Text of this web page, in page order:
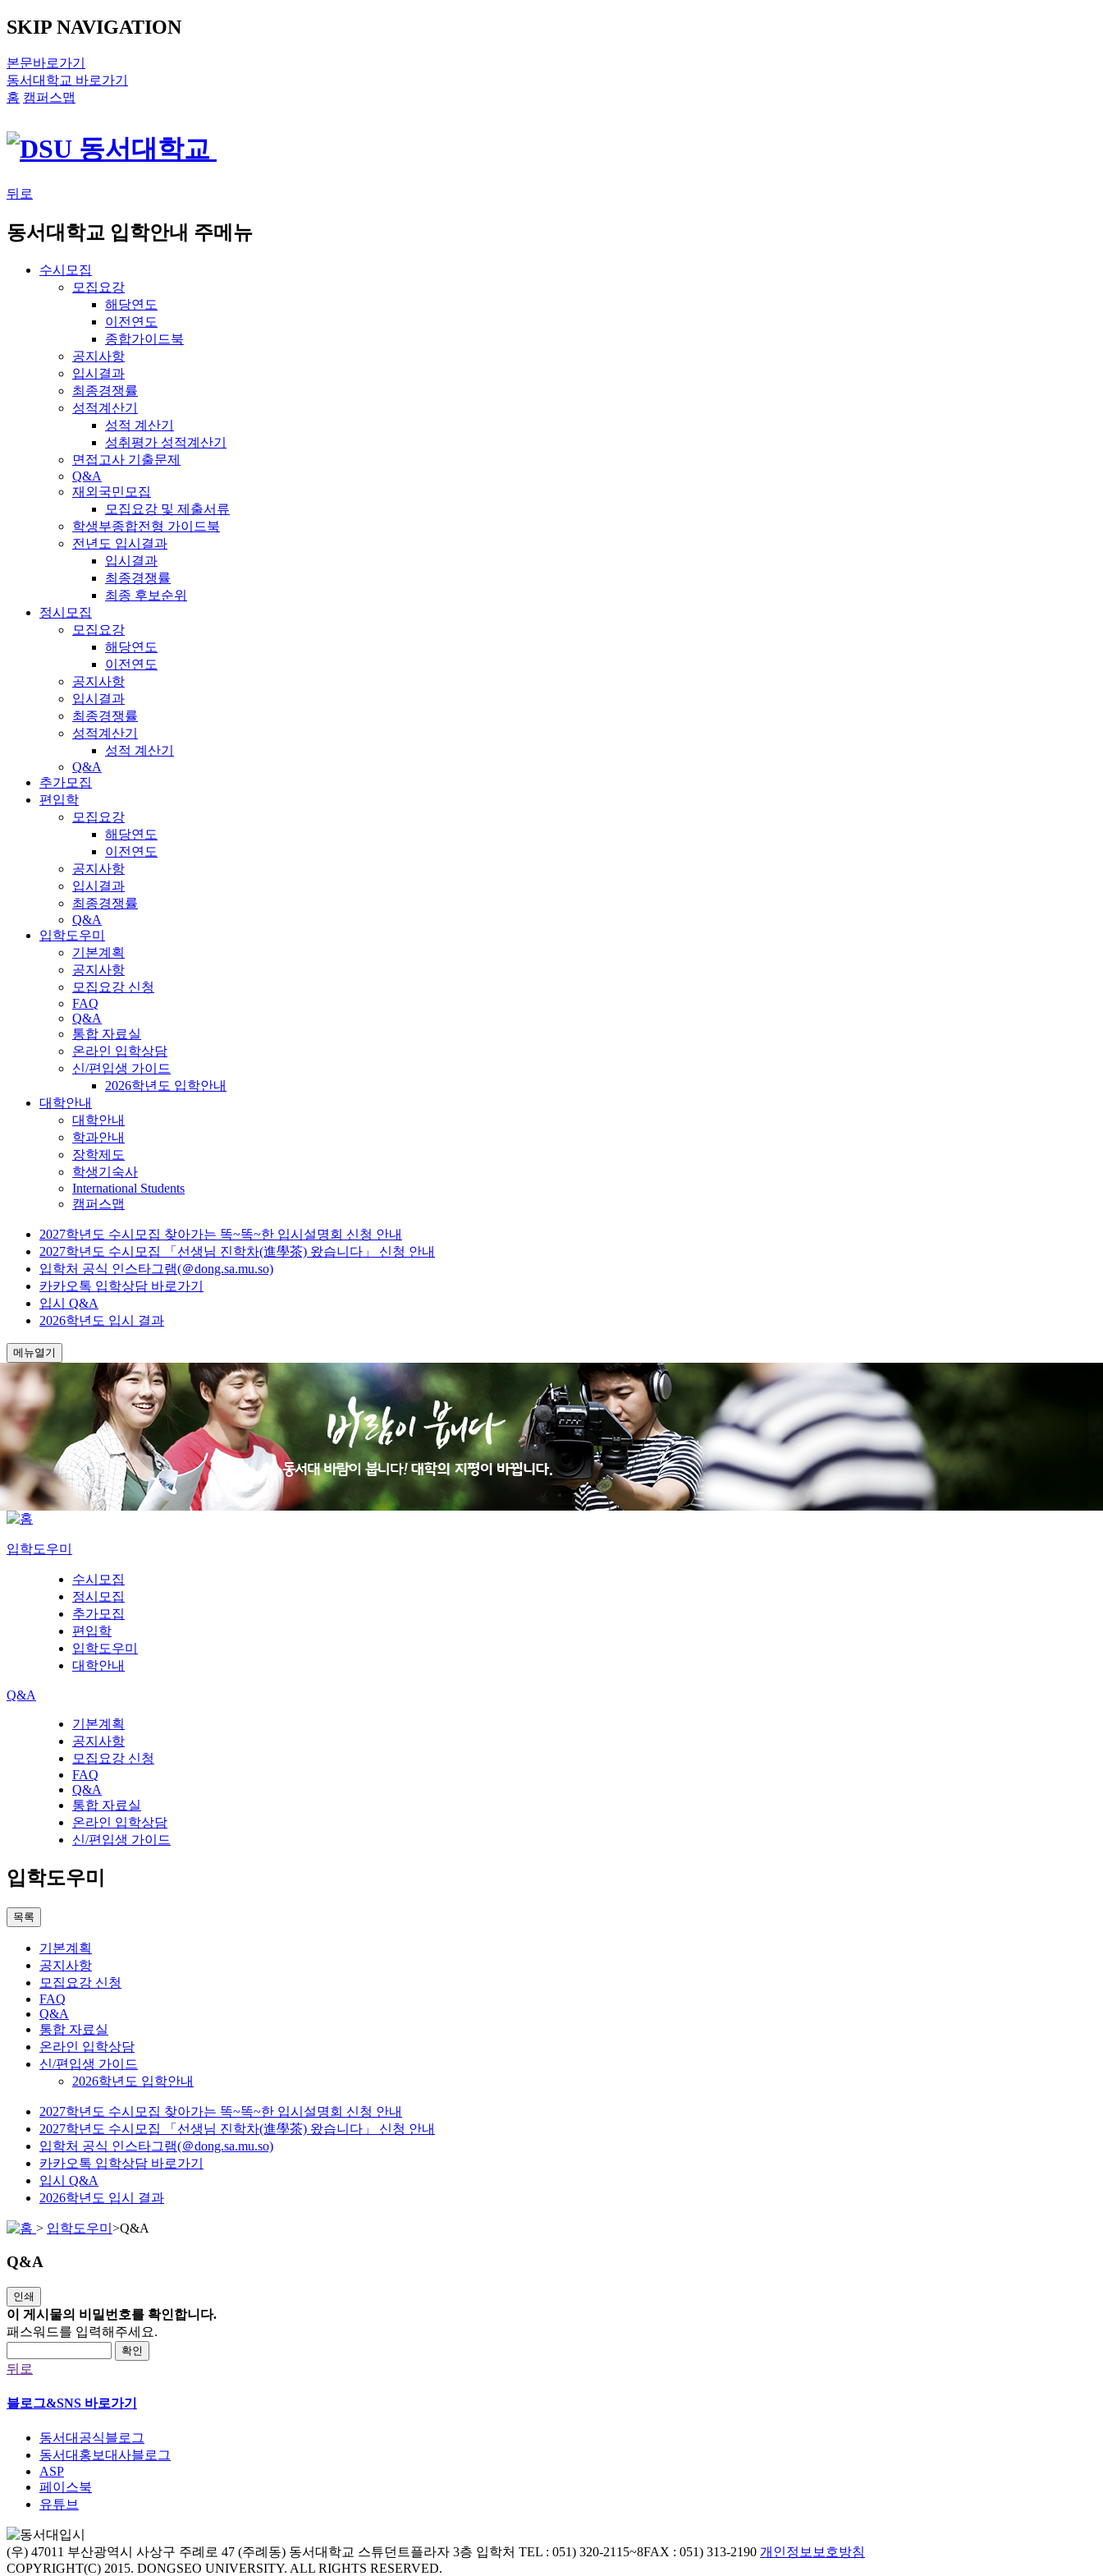
SKIP NAVIGATION
본문바로가기
동서대학교 바로가기
홈 캠퍼스맵
뒤로
동서대학교 입학안내 주메뉴
수시모집
모집요강
해당연도
이전연도
종합가이드북
공지사항
입시결과
최종경쟁률
성적계산기
성적 계산기
성취평가 성적계산기
면접고사 기출문제
Q&A
재외국민모집
모집요강 및 제출서류
학생부종합전형 가이드북
전년도 입시결과
입시결과
최종경쟁률
최종 후보순위
정시모집
모집요강
해당연도
이전연도
공지사항
입시결과
최종경쟁률
성적계산기
성적 계산기
Q&A
추가모집
편입학
모집요강
해당연도
이전연도
공지사항
입시결과
최종경쟁률
Q&A
입학도우미
기본계획
공지사항
모집요강 신청
FAQ
Q&A
통합 자료실
온라인 입학상담
신/편입생 가이드
2026학년도 입학안내
대학안내
대학안내
학과안내
장학제도
학생기숙사
International Students
캠퍼스맵
2027학년도 수시모집 찾아가는 똑~똑~한 입시설명회 신청 안내
2027학년도 수시모집 「선생님 진학차(進學茶) 왔습니다」 신청 안내
입학처 공식 인스타그램(＠dong.sa.mu.so)
카카오톡 입학상담 바로가기
입시 Q&A
2026학년도 입시 결과
메뉴열기
입학도우미
수시모집
정시모집
추가모집
편입학
입학도우미
대학안내
Q&A
기본계획
공지사항
모집요강 신청
FAQ
Q&A
통합 자료실
온라인 입학상담
신/편입생 가이드
입학도우미
목록
기본계획
공지사항
모집요강 신청
FAQ
Q&A
통합 자료실
온라인 입학상담
신/편입생 가이드
2026학년도 입학안내
2027학년도 수시모집 찾아가는 똑~똑~한 입시설명회 신청 안내
2027학년도 수시모집 「선생님 진학차(進學茶) 왔습니다」 신청 안내
입학처 공식 인스타그램(＠dong.sa.mu.so)
카카오톡 입학상담 바로가기
입시 Q&A
2026학년도 입시 결과
> 입학도우미 >Q&A
Q&A
인쇄
이 게시물의 비밀번호를 확인합니다.
패스워드를 입력해주세요.
확인
뒤로
블로그&SNS 바로가기
동서대공식블로그
동서대홍보대사블로그
ASP
페이스북
유튜브
(우) 47011 부산광역시 사상구 주례로 47 (주례동) 동서대학교 스튜던트플라자 3층 입학처 TEL : 051) 320-2115~8FAX : 051) 313-2190 개인정보보호방침
COPYRIGHT(C) 2015. DONGSEO UNIVERSITY. ALL RIGHTS RESERVED.